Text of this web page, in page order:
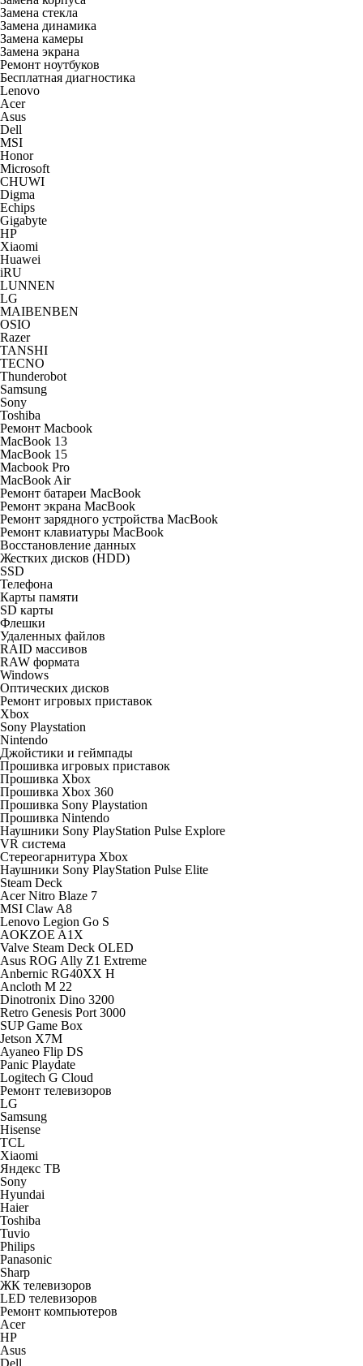
Замена стекла
Замена динамика
Замена камеры
Замена экрана
Ремонт ноутбуков
Бесплатная диагностика
Lenovo
Acer
Asus
Dell
MSI
Honor
Microsoft
CHUWI
Digma
Echips
Gigabyte
HP
Xiaomi
Huawei
iRU
LUNNEN
LG
MAIBENBEN
OSIO
Razer
TANSHI
TECNO
Thunderobot
Samsung
Sony
Toshiba
Ремонт Macbook
MacBook 13
MacBook 15
Macbook Pro
MacBook Air
Ремонт батареи MacBook
Ремонт экрана MacBook
Ремонт зарядного устройства MacBook
Ремонт клавиатуры MacBook
Восстановление данных
Жестких дисков (HDD)
SSD
Телефона
Карты памяти
SD карты
Флешки
Удаленных файлов
RAID массивов
RAW формата
Windows
Оптических дисков
Ремонт игровых приставок
Xbox
Sony Playstation
Nintendo
Джойстики и геймпады
Прошивка игровых приставок
Прошивка Xbox
Прошивка Xbox 360
Прошивка Sony Playstation
Прошивка Nintendo
Наушники Sony PlayStation Pulse Explore
VR система
Стереогарнитура Xbox
Наушники Sony PlayStation Pulse Elite
Steam Deck
Acer Nitro Blaze 7
MSI Claw A8
Lenovo Legion Go S
AOKZOE A1X
Valve Steam Deck OLED
Asus ROG Ally Z1 Extreme
Anbernic RG40XX H
Ancloth М 22
Dinotronix Dino 3200
Retro Genesis Port 3000
SUP Game Box
Jetson X7M
Ayaneo Flip DS
Panic Playdate
Logitech G Cloud
Ремонт телевизоров
LG
Samsung
Hisense
TCL
Xiaomi
Яндекс ТВ
Sony
Hyundai
Haier
Toshiba
Tuvio
Philips
Panasonic
Sharp
ЖК телевизоров
LED телевизоров
Ремонт компьютеров
Acer
HP
Asus
Dell